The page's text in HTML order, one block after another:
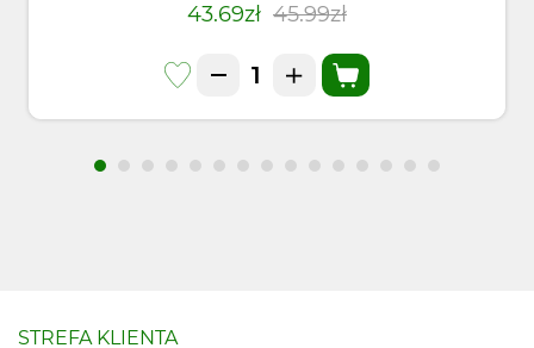
43.69zł 45.99zł
STREFA KLIENTA